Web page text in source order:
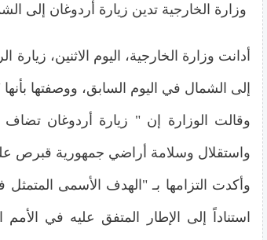
وزارة الخارجية تدين زيارة أردوغان إلى
أدانت وزارة الخارجية، اليوم الاثنين،
إلى الشمال في اليوم السابق، ووصفتها بأنها
وقالت الوزارة إن " زيارة أردوغان تضاف
واستقلال وسلامة أراضي جمهورية قبرص على مدى
وأكدت التزامها بـ "الهدف الأسمى المتمثل
استناداً إلى الإطار المتفق عليه في